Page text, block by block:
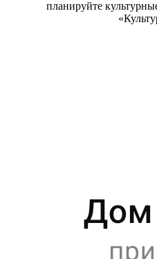
планируйте